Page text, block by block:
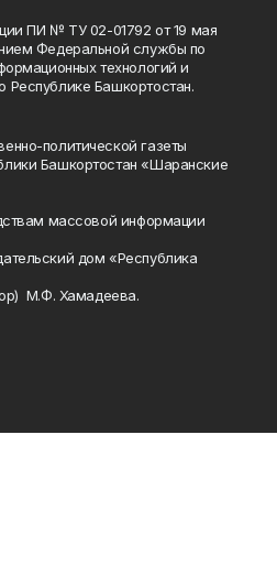
ПИ № ТУ 02-01792 от 19 мая
Федеральной службы по
технологий и
Башкортостан.
политической газеты
Башкортостан «Шаранские
массовой информации
дом «Республика
М.Ф. Хамадеева.